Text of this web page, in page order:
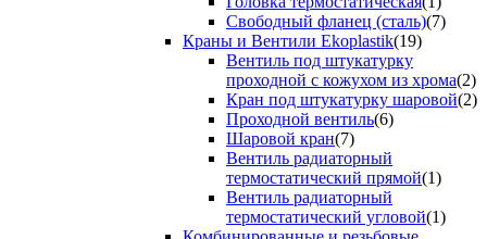
Свободный фланец (сталь)(7)
Краны и Вентили Ekoplastik(19)
Вентиль под штукатурку
проходной с кожухом из хрома(2)
Кран под штукатурку шаровой(2)
Проходной вентиль(6)
Шаровой кран(7)
Вентиль радиаторный
термостатический прямой(1)
Вентиль радиаторный
термостатический угловой(1)